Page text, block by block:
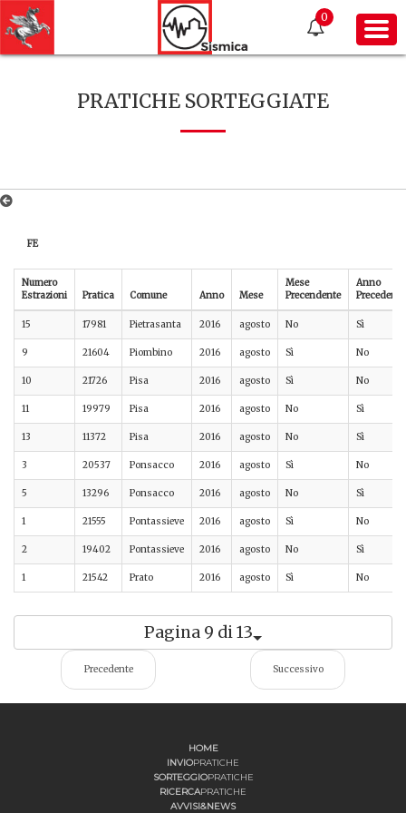
0
PRATICHE SORTEGGIATE
FE
Numero
Estrazioni
Pratica Comune Anno Mese
Mese
Precendente
Anno
Precedente
15 17981 Pietrasanta 2016 agosto No Sì
9 21604 Piombino 2016 agosto Sì No
10 21726 Pisa 2016 agosto Sì No
11 19979 Pisa 2016 agosto No Sì
13 11372 Pisa 2016 agosto No Sì
3 20537 Ponsacco 2016 agosto Sì No
5 13296 Ponsacco 2016 agosto No Sì
1 21555 Pontassieve 2016 agosto Sì No
2 19402 Pontassieve 2016 agosto No Sì
1 21542 Prato 2016 agosto Sì No
Pagina 9 di 13
Precedente Successivo
HOME
INVIOPRATICHE
SORTEGGIOPRATICHE
RICERCAPRATICHE
AVVISI&NEWS